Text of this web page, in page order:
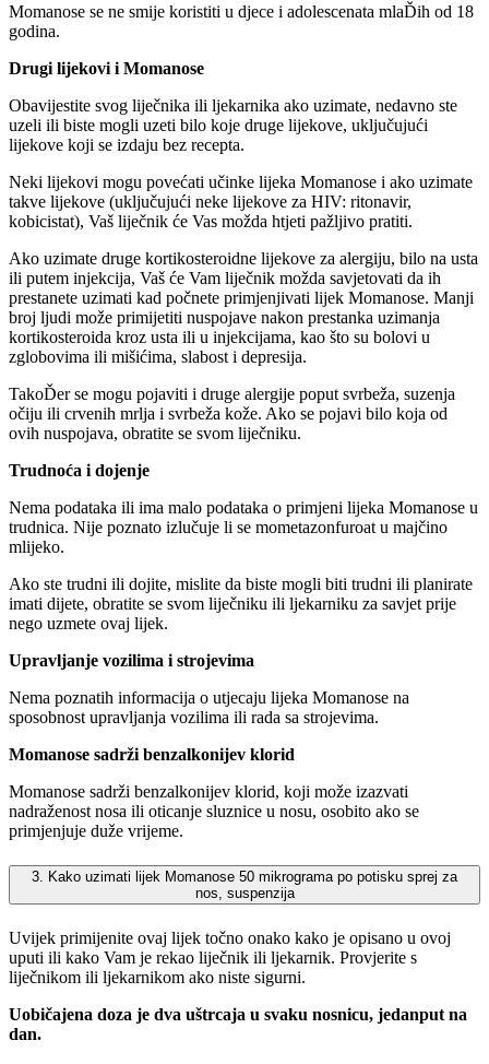
Momanose se ne smije koristiti u djece i adolescenata mlaĎih od 18
godina.
Drugi lijekovi i Momanose
Obavijestite svog liječnika ili ljekarnika ako uzimate, nedavno ste
uzeli ili biste mogli uzeti bilo koje druge lijekove, uključujući
lijekove koji se izdaju bez recepta.
Neki lijekovi mogu povećati učinke lijeka Momanose i ako uzimate
takve lijekove (uključujući neke lijekove za HIV: ritonavir,
kobicistat), Vaš liječnik će Vas možda htjeti pažljivo pratiti.
Ako uzimate druge kortikosteroidne lijekove za alergiju, bilo na usta
ili putem injekcija, Vaš će Vam liječnik možda savjetovati da ih
prestanete uzimati kad počnete primjenjivati lijek Momanose. Manji
broj ljudi može primijetiti nuspojave nakon prestanka uzimanja
kortikosteroida kroz usta ili u injekcijama, kao što su bolovi u
zglobovima ili mišićima, slabost i depresija.
TakoĎer se mogu pojaviti i druge alergije poput svrbeža, suzenja
očiju ili crvenih mrlja i svrbeža kože. Ako se pojavi bilo koja od
ovih nuspojava, obratite se svom liječniku.
Trudnoća i dojenje
Nema podataka ili ima malo podataka o primjeni lijeka Momanose u
trudnica. Nije poznato izlučuje li se mometazonfuroat u majčino
mlijeko.
Ako ste trudni ili dojite, mislite da biste mogli biti trudni ili planirate
imati dijete, obratite se svom liječniku ili ljekarniku za savjet prije
nego uzmete ovaj lijek.
Upravljanje vozilima i strojevima
Nema poznatih informacija o utjecaju lijeka Momanose na
sposobnost upravljanja vozilima ili rada sa strojevima.
Momanose sadrži benzalkonijev klorid
Momanose sadrži benzalkonijev klorid, koji može izazvati
nadraženost nosa ili oticanje sluznice u nosu, osobito ako se
primjenjuje duže vrijeme.
3. Kako uzimati lijek Momanose 50 mikrograma po potisku sprej za
nos, suspenzija
Uvijek primijenite ovaj lijek točno onako kako je opisano u ovoj
uputi ili kako Vam je rekao liječnik ili ljekarnik. Provjerite s
liječnikom ili ljekarnikom ako niste sigurni.
Uobičajena doza je dva uštrcaja u svaku nosnicu, jedanput na
dan.